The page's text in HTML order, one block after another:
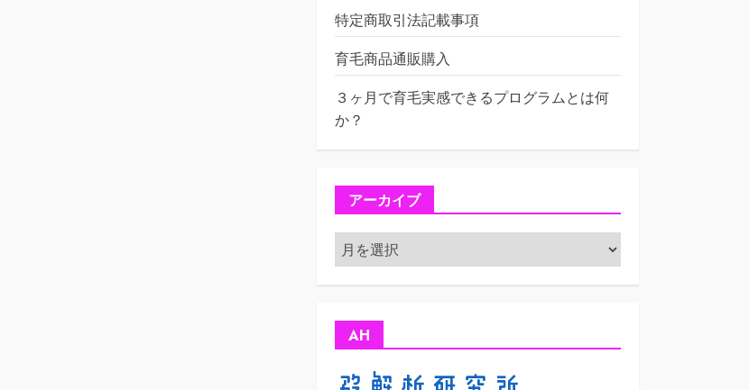
特定商取引法記載事項
育毛商品通販購入
３ヶ月で育毛実感できるプログラムとは何
か？
アーカイブ
ア
ー
カ
AH